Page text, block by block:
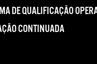
DE QUALIFICAÇÃO
CONTINUADA